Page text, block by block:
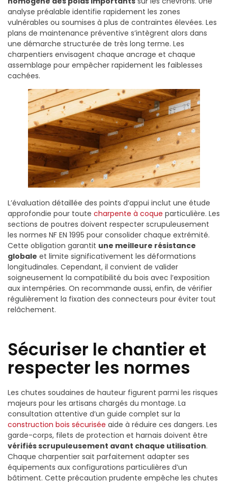
analyse préalable identifie rapidement les zones
vulnérables ou soumises à plus de contraintes élevées. Les
plans de maintenance préventive s’intègrent alors dans
une démarche structurée de très long terme. Les
charpentiers envisagent chaque ancrage et chaque
assemblage pour empêcher rapidement les faiblesses
cachées.
L’évaluation détaillée des points d’appui inclut une étude
approfondie pour toute charpente à coque particulière. Les
sections de poutres doivent respecter scrupuleusement
les normes NF EN 1995 pour consolider chaque extrémité.
Cette obligation garantit une meilleure résistance
globale et limite significativement les déformations
longitudinales. Cependant, il convient de valider
soigneusement la compatibilité du bois avec l’exposition
aux intempéries. On recommande aussi, enfin, de vérifier
régulièrement la fixation des connecteurs pour éviter tout
relâchement.
Sécuriser le chantier et
respecter les normes
Les chutes soudaines de hauteur figurent parmi les risques
majeurs pour les artisans chargés du montage. La
consultation attentive d’un guide complet sur la
construction bois sécurisée aide à réduire ces dangers. Les
garde-corps, filets de protection et harnais doivent être
vérifiés scrupuleusement avant chaque utilisation.
Chaque charpentier sait parfaitement adapter ses
équipements aux configurations particulières d’un
bâtiment. Cette précaution prudente empêche les chutes